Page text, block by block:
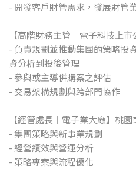
- 開發客戶財管需求，發展財管
【高階財務主管｜電子科技上
- 負責規劃並推動集團的策略投
資分析到投後管理
- 參與或主導併購案之評估
- 交易架構規劃與跨部門協作
【經管處長｜電子業大廠】桃
- 集團策略與新事業規劃
- 經營績效與營運分析
- 策略專案與流程優化